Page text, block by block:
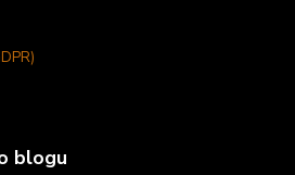
blogu